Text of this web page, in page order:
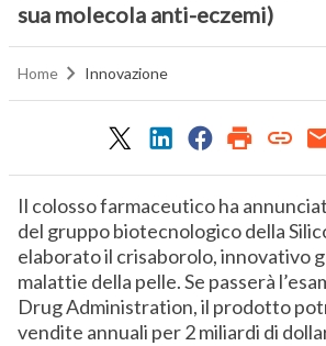
sua molecola anti-eczemi)
Home Innovazione
Il colosso farmaceutico ha
del gruppo biotecnologico della
elaborato il crisaborolo, innovativo
malattie della pelle. Se passerà
Drug Administration, il prodotto
vendite annuali per 2 miliardi di